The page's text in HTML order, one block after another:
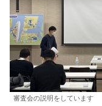
審査会の説明をしています